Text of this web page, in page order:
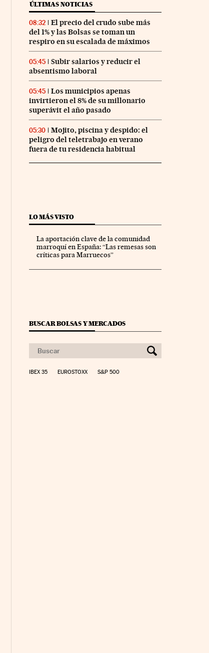
ÚLTIMAS NOTICIAS
08:32
El precio del crudo sube más
del 1% y las Bolsas se toman un
respiro en su escalada de máximos
05:45
Subir salarios y reducir el
absentismo laboral
05:45
Los municipios apenas
invirtieron el 8% de su millonario
superávit el año pasado
05:30
Mojito, piscina y despido: el
peligro del teletrabajo en verano
fuera de tu residencia habitual
LO MÁS VISTO
La aportación clave de la comunidad
marroquí en España: “Las remesas son
críticas para Marruecos”
BUSCAR BOLSAS Y MERCADOS
IBEX 35 EUROSTOXX S&P 500